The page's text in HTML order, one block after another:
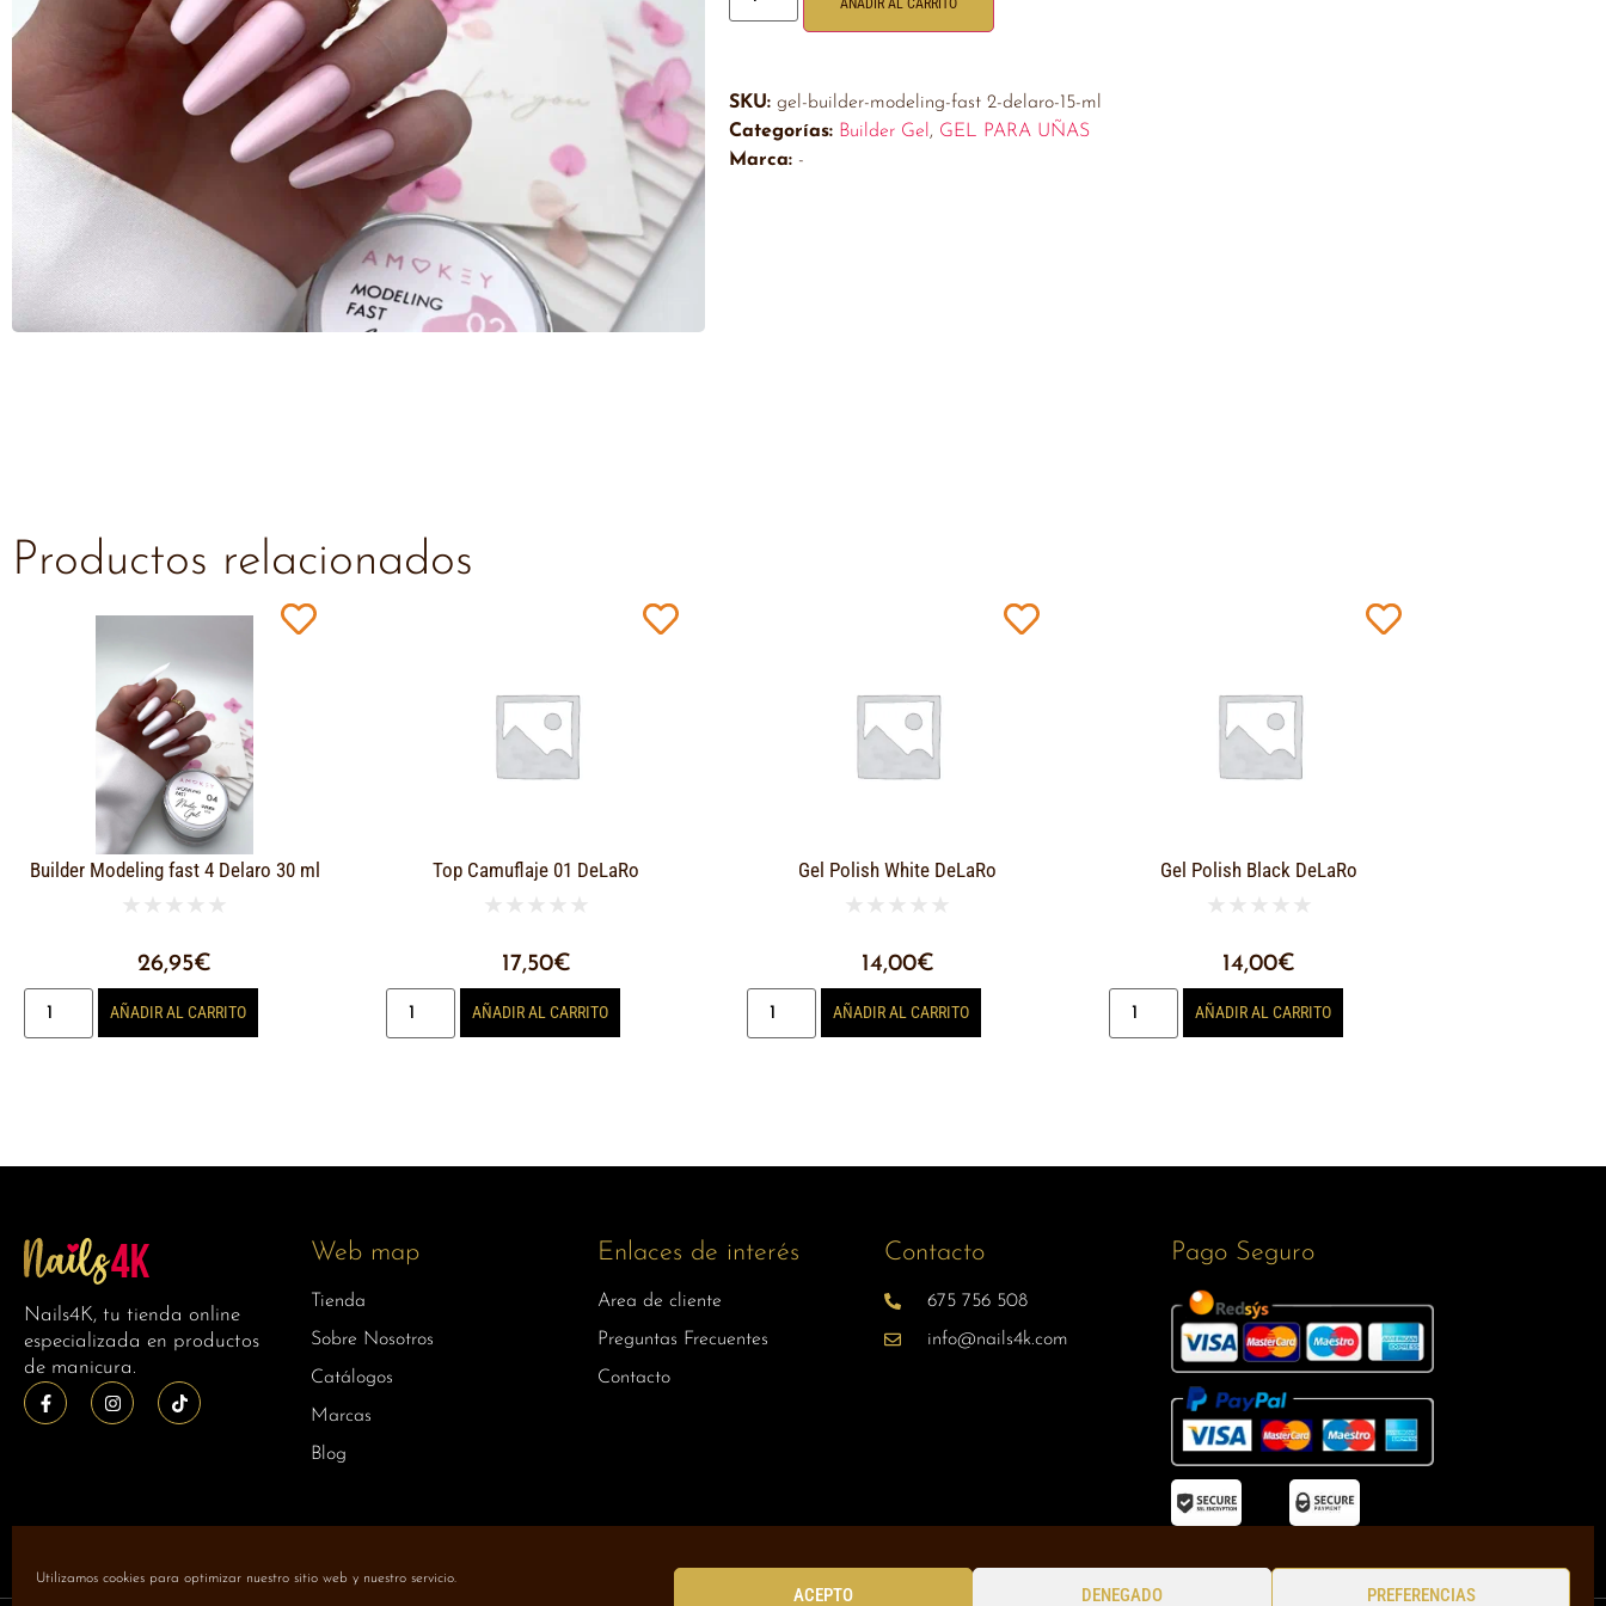
Utilizamos cookies para optimizar nuestro sitio web y nuestro servicio.
ACEPTO DENEGADO PREFERENCIAS
AÑADIR AL CARRITO
SKU: gel-builder-modeling-fast 2-delaro-15-ml
Categorías: Builder Gel , GEL PARA UÑAS
Marca: -
Productos relacionados
Builder Modeling fast 4 Delaro 30 ml
★ ★ ★ ★ ★
26,95€
AÑADIR AL CARRITO
Top Camuflaje 01 DeLaRo
★ ★ ★ ★ ★
17,50€
AÑADIR AL CARRITO
Gel Polish White DeLaRo
★ ★ ★ ★ ★
14,00€
AÑADIR AL CARRITO
Gel Polish Black DeLaRo
★ ★ ★ ★ ★
14,00€
AÑADIR AL CARRITO
Nails4K, tu tienda online
especializada en productos
de manicura.
Web map
Tienda
Sobre Nosotros
Catálogos
Marcas
Blog
Enlaces de interés
Area de cliente
Preguntas Frecuentes
Contacto
Contacto
675 756 508
info@nails4k.com
Pago Seguro